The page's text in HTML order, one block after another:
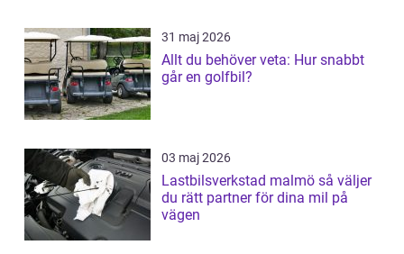
31 maj 2026
Allt du behöver veta: Hur snabbt
går en golfbil?
03 maj 2026
Lastbilsverkstad malmö så väljer
du rätt partner för dina mil på
vägen